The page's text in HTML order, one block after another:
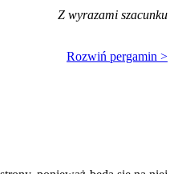
Z wyrazami szacunku
Rozwiń pergamin >